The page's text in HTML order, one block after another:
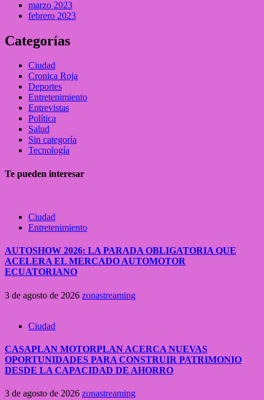
marzo 2023
febrero 2023
Categorías
Ciudad
Cronica Roja
Deportes
Entretenimiento
Entrevistas
Política
Salud
Sin categoría
Tecnología
Te pueden interesar
Ciudad
Entretenimiento
AUTOSHOW 2026: LA PARADA OBLIGATORIA QUE
ACELERA EL MERCADO AUTOMOTOR
ECUATORIANO
3 de agosto de 2026 zonastreaming
Ciudad
CASAPLAN MOTORPLAN ACERCA NUEVAS
OPORTUNIDADES PARA CONSTRUIR PATRIMONIO
DESDE LA CAPACIDAD DE AHORRO
3 de agosto de 2026 zonastreaming